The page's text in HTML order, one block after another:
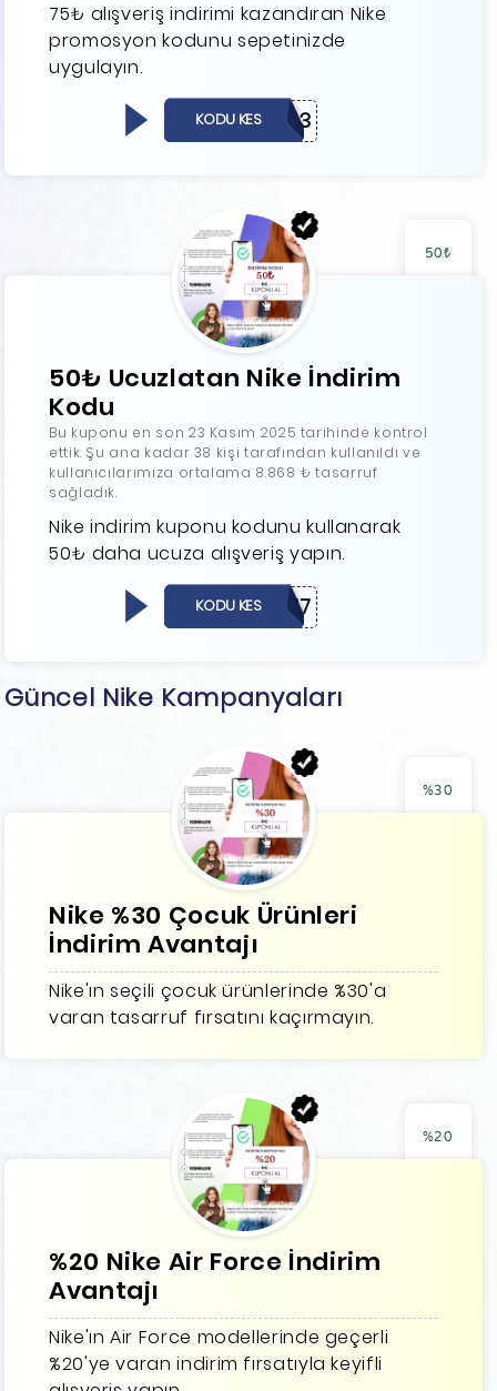
75₺ alışveriş indirimi kazandıran Nike
promosyon kodunu sepetinizde
uygulayın.
75884243
KODU KES
50₺
50₺ Ucuzlatan Nike İndirim
Kodu
Bu kuponu en son 23 Kasım 2025 tarihinde kontrol
ettik. Şu ana kadar 38 kişi tarafından kullanıldı ve
kullanıcılarımıza ortalama 8.868 ₺ tasarruf
sağladık.
Nike indirim kuponu kodunu kullanarak
50₺ daha ucuza alışveriş yapın.
50003147
KODU KES
Güncel Nike Kampanyaları
%30
Nike %30 Çocuk Ürünleri
İndirim Avantajı
Nike'ın seçili çocuk ürünlerinde %30'a
varan tasarruf fırsatını kaçırmayın.
%20
%20 Nike Air Force İndirim
Avantajı
Nike'ın Air Force modellerinde geçerli
%20'ye varan indirim fırsatıyla keyifli